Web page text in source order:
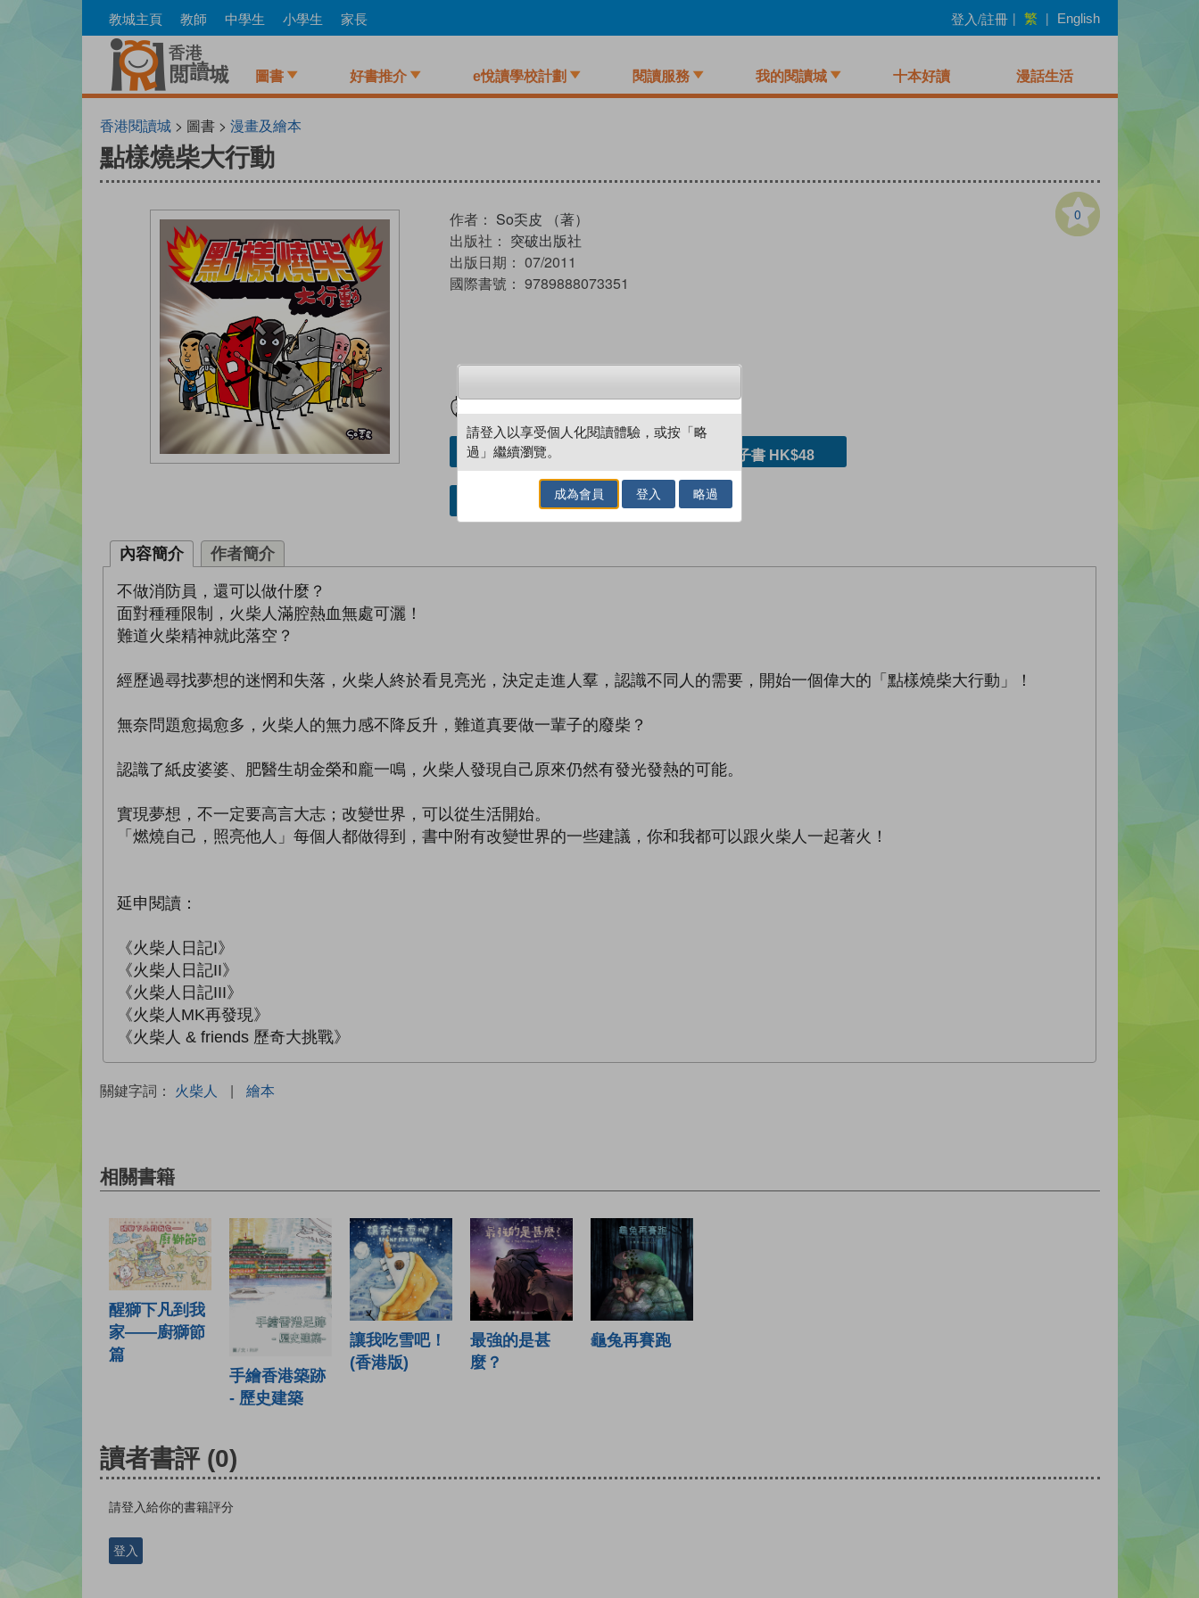
to
教城主頁 教師 中學生 小學生 家長 登入/註冊 | 繁 | English
圖書 好書推介 e悅讀學校計劃 閱讀服務 我的閱讀城 十本好讀 漫話生活
香港閱讀城> 圖書 > 漫畫及繪本
點樣燒柴大行動
0
作者： So奀皮 （著）
出版社： 突破出版社
出版日期： 07/2011
國際書號： 9789888073351
加入／閱讀電子書 購買電子書 HK$48
借閱實體書
內容簡介 作者簡介
不做消防員，還可以做什麼？
面對種種限制，火柴人滿腔熱血無處可灑！
難道火柴精神就此落空？
經歷過尋找夢想的迷惘和失落，火柴人終於看見亮光，決定走進人羣，認識不同人的需要，開始一個偉大的「點樣燒柴大行動」！
無奈問題愈揭愈多，火柴人的無力感不降反升，難道真要做一輩子的廢柴？
認識了紙皮婆婆、肥醫生胡金榮和龐一鳴，火柴人發現自己原來仍然有發光發熱的可能。
實現夢想，不一定要高言大志；改變世界，可以從生活開始。
「燃燒自己，照亮他人」每個人都做得到，書中附有改變世界的一些建議，你和我都可以跟火柴人一起著火！
延申閱讀：
《火柴人日記I》
《火柴人日記II》
《火柴人日記III》
《火柴人MK再發現》
《火柴人 & friends 歷奇大挑戰》
關鍵字詞： 火柴人 | 繪本
相關書籍
醒獅下凡到我
家——廚獅節
篇
手繪香港築跡
- 歷史建築
讓我吃雪吧！
(香港版)
最強的是甚
麼？
龜兔再賽跑
讀者書評 (0)
請登入給你的書籍評分
登入
請登入以享受個人化閱讀體驗，或按「略
過」繼續瀏覽。
成為會員 登入 略過